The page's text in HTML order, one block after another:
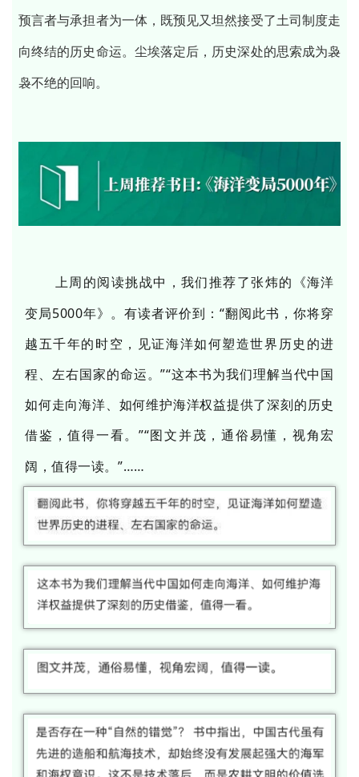
预言者与承担者为一体，既预见又坦然接受了土司制度走
向终结的历史命运。尘埃落定后，历史深处的思索成为袅
袅不绝的回响。
上周的阅读挑战中，我们推荐了张炜的 《海洋
变局5000年》 。有读者评价到：“翻阅此书，你将穿
越五千年的时空，见证海洋如何塑造世界历史的进
程、左右国家的命运。”“这本书为我们理解当代中国
如何走向海洋、如何维护海洋权益提供了深刻的历史
借鉴，值得一看。”“图文并茂，通俗易懂，视角宏
阔，值得一读。”……